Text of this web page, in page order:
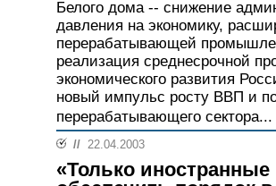
Белого дома -- снижение
давления на экономику,
перерабатывающей
реализация среднесрочной
экономического развития
новый импульс росту ВВП и
перерабатывающего сектора...
// 22.04.2003
«Только иностранные